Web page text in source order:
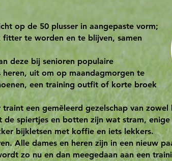
op de 50 plusser in aangepaste vorm;
fitter te worden en te blijven, samen
deze bij senioren populaire
uit om op maandagmorgen te
een training outfit of korte broek
een gemêleerd gezelschap van zowel
spiertjes en botten zijn wat stram, enige
bijkletsen met koffie en iets lekkers.
Alle dames en heren zijn in een nieuw
zo nu en dan meegedaan aan een